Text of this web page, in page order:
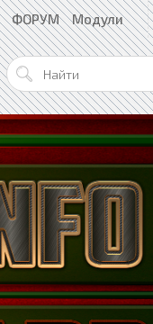
ФОРУМ Модули